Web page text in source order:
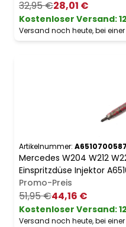
32,95 €28,01 €
Kostenloser Versand:
Versand noch heute, bei einer
Artikelnummer: A6510700587
Mercedes W204 W212
Einspritzdüse Injektor
Promo-Preis
51,95 €44,16 €
Kostenloser Versand:
Versand noch heute, bei einer